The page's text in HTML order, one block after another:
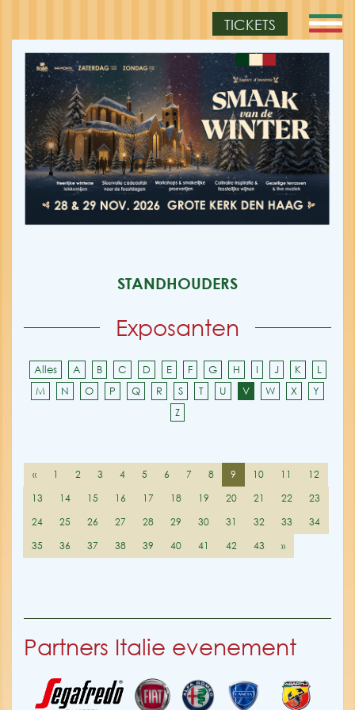
TICKETS
STANDHOUDERS
Exposanten
Alles A B C D E F G H I J K
L
M
N O P Q R S T U V W X
Y
Z
« 1 2 3 4 5 6 7 8 9 10 11
12
13
14 15 16 17 18 19 20 21 22
23
24
25 26 27 28 29 30 31 32 33
34
35
36 37 38 39 40 41 42 43 »
Partners Italie evenement